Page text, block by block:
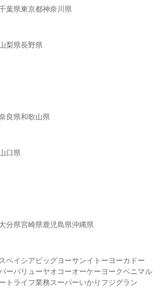
葉県東京都神奈川県
山梨県長野県
良県和歌山県
山口県
大分県宮崎県鹿児島県沖縄県
ベイシア ビッグヨーサンイトーヨーカドー
ーバリューヤオコーオーケー ヨークベニマル
ト ライフ業務スーパーいかり フジグラン